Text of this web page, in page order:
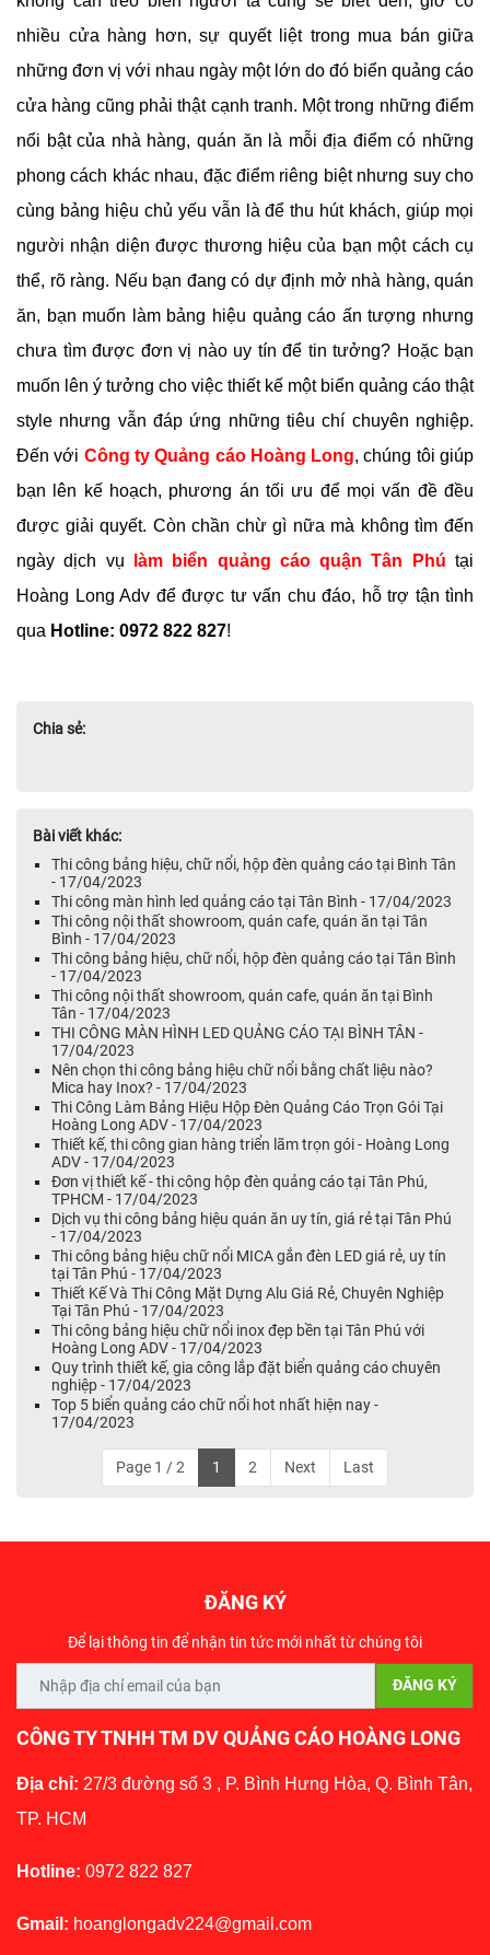
nhiều cửa hàng hơn, sự quyết liệt trong mua bán giữa
những đơn vị với nhau ngày một lớn do đó biển quảng cáo
cửa hàng cũng phải thật cạnh tranh. Một trong những điểm
nổi bật của nhà hàng, quán ăn là mỗi địa điểm có những
phong cách khác nhau, đặc điểm riêng biệt nhưng suy cho
cùng bảng hiệu chủ yếu vẫn là để thu hút khách, giúp mọi
người nhận diện được thương hiệu của bạn một cách cụ
thể, rõ ràng. Nếu bạn đang có dự định mở nhà hàng, quán
ăn, bạn muốn làm bảng hiệu quảng cáo ấn tượng nhưng
chưa tìm được đơn vị nào uy tín để tin tưởng? Hoặc bạn
muốn lên ý tưởng cho việc thiết kế một biển quảng cáo thật
style nhưng vẫn đáp ứng những tiêu chí chuyên nghiệp.
Đến với Công ty Quảng cáo Hoàng Long, chúng tôi giúp
bạn lên kế hoạch, phương án tối ưu để mọi vấn đề đều
được giải quyết. Còn chần chừ gì nữa mà không tìm đến
ngày dịch vụ
làm biển quảng cáo quận Tân Phú tại
Hoàng Long Adv để được tư vấn chu đáo, hỗ trợ tận tình
qua Hotline: 0972 822 827!
Chia sẻ:
Bài viết khác:
Thi công bảng hiệu, chữ nổi, hộp đèn quảng cáo tại Bình Tân
- 17/04/2023
Thi công màn hình led quảng cáo tại Tân Bình - 17/04/2023
Thi công nội thất showroom, quán cafe, quán ăn tại Tân
Bình - 17/04/2023
Thi công bảng hiệu, chữ nổi, hộp đèn quảng cáo tại Tân Bình
- 17/04/2023
Thi công nội thất showroom, quán cafe, quán ăn tại Bình
Tân - 17/04/2023
THI CÔNG MÀN HÌNH LED QUẢNG CÁO TẠI BÌNH TÂN -
17/04/2023
Nên chọn thi công bảng hiệu chữ nổi bằng chất liệu nào?
Mica hay Inox? - 17/04/2023
Thi Công Làm Bảng Hiệu Hộp Đèn Quảng Cáo Trọn Gói Tại
Hoàng Long ADV - 17/04/2023
Thiết kế, thi công gian hàng triển lãm trọn gói - Hoàng Long
ADV - 17/04/2023
Đơn vị thiết kế - thi công hộp đèn quảng cáo tại Tân Phú,
TPHCM - 17/04/2023
Dịch vụ thi công bảng hiệu quán ăn uy tín, giá rẻ tại Tân Phú
- 17/04/2023
Thi công bảng hiệu chữ nổi MICA gắn đèn LED giá rẻ, uy tín
tại Tân Phú - 17/04/2023
Thiết Kế Và Thi Công Mặt Dựng Alu Giá Rẻ, Chuyên Nghiệp
Tại Tân Phú - 17/04/2023
Thi công bảng hiệu chữ nổi inox đẹp bền tại Tân Phú với
Hoàng Long ADV - 17/04/2023
Quy trình thiết kế, gia công lắp đặt biển quảng cáo chuyên
nghiệp - 17/04/2023
Top 5 biển quảng cáo chữ nổi hot nhất hiện nay -
17/04/2023
Page 1 / 2 1 2 Next Last
ĐĂNG KÝ
Để lại thông tin để nhận tin tức mới nhất từ chúng tôi
CÔNG TY TNHH TM DV QUẢNG CÁO HOÀNG LONG
Địa chỉ: 27/3 đường số 3 , P. Bình Hưng Hòa, Q. Bình Tân,
TP. HCM
Hotline: 0972 822 827
Gmail: hoanglongadv224@gmail.com